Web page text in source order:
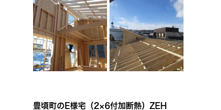
豊頃町のE様宅（2×6付加断熱）ZEH